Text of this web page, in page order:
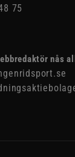
75
nås